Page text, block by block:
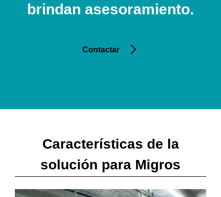
brindan asesoramiento.
Contactar
Características de la
solución para Migros